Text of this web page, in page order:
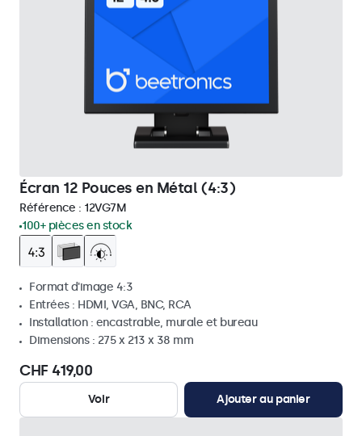
Écran 12 Pouces en Métal (4:3)
Référence : 12VG7M
100+ pièces en stock
Format d'image 4:3
Entrées : HDMI, VGA, BNC, RCA
Installation : encastrable, murale et bureau
Dimensions : 275 x 213 x 38 mm
CHF 419,00
Voir Ajouter au panier